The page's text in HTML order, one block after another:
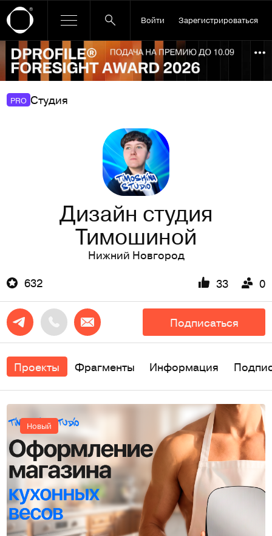
Войти Зарегистрироваться
Ссылка баннера
PRO Студия
Дизайн студия
Тимошиной
Нижний Новгород
632
33 0
Подписаться
Проекты Фрагменты Информация
Новый